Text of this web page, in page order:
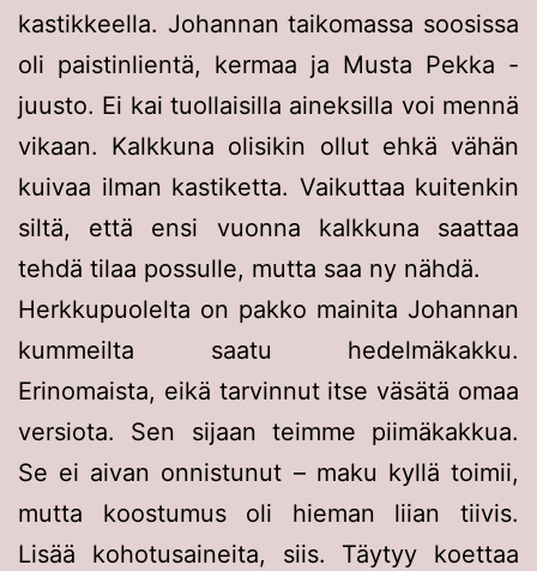
kastikkeella. Johannan taikomassa soosissa
oli paistinlientä, kermaa ja Musta Pekka -
juusto. Ei kai tuollaisilla aineksilla voi mennä
vikaan. Kalkkuna olisikin ollut ehkä vähän
kuivaa ilman kastiketta. Vaikuttaa kuitenkin
siltä, että ensi vuonna kalkkuna saattaa
tehdä tilaa possulle, mutta saa ny nähdä.
Herkkupuolelta on pakko mainita Johannan
kummeilta saatu hedelmäkakku.
Erinomaista, eikä tarvinnut itse väsätä omaa
versiota. Sen sijaan teimme piimäkakkua.
Se ei aivan onnistunut – maku kyllä toimii,
mutta koostumus oli hieman liian tiivis.
Lisää kohotusaineita, siis. Täytyy koettaa